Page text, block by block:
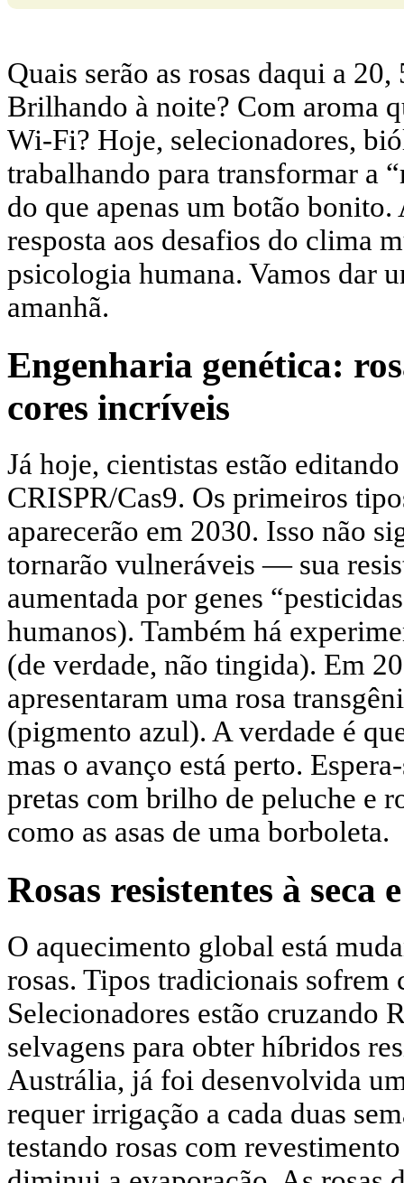
Quais serão as rosas daqui a
Brilhando à noite? Com aroma
Wi-Fi? Hoje, selecionadores,
trabalhando para transformar a
do que apenas um botão
resposta aos desafios do clima
psicologia humana. Vamos dar
amanhã.
Engenharia genética:
cores incríveis
Já hoje, cientistas estão
CRISPR/Cas9. Os primeiros
aparecerão em 2030. Isso não
tornarão vulneráveis — sua
aumentada por genes
humanos). Também há
(de verdade, não tingida). Em
apresentaram uma rosa
(pigmento azul). A verdade é
mas o avanço está perto.
pretas com brilho de peluche e
como as asas de uma borboleta.
Rosas resistentes à seca
O aquecimento global está
rosas. Tipos tradicionais sofrem
Selecionadores estão cruzando
selvagens para obter híbridos
Austrália, já foi desenvolvida
requer irrigação a cada duas
testando rosas com